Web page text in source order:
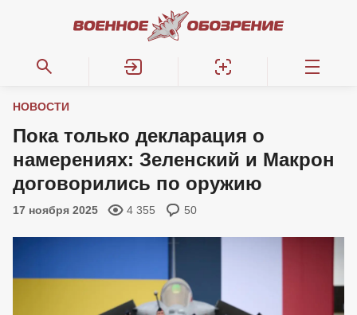
НОВОСТИ
Пока только декларация о
намерениях: Зеленский и Макрон
договорились по оружию
17 ноября 2025 4 355 50